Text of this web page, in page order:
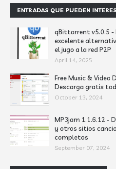
ENTRADAS QUE PUEDEN
qBittorrent v5.0.5 -
excelente
el jugo a la red P2P
April 14, 2025
Free Music & Video
Descarga gratis
October 13, 2024
MP3jam 1.1.6.12 -
y otros sitios
completos
September 07, 2024